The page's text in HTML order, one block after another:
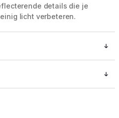
details die je
licht verbeteren.